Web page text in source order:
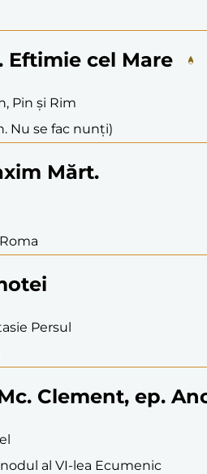
Eftimie cel Mare
Pin și Rim
Nu se fac nunți)
Mărt.
Persul
Clement, ep.
al VI-lea Ecumenic